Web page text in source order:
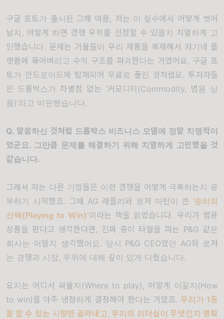
구글 포토가 출시된 그해 여름, 저는 이 실수에서 어떻게 벗어
날지 , 어떻게 하면 경쟁 우위를 선점할 수 있을지 치열하게 고
민했습니다. 문제는 거물들이 우리 제품을 복제해서 자기네 플
랫폼에 묶어버리고 수익 구조를 파괴한다는 거였어요. 구글 포
토가 안드로이드에 탑재되어 무료로 풀린 것처럼요. 투자자들
은 드롭박스가 차별점 없는 ‘커모디티 (Commodity, 범용 상
품)’라고 비판했습니다.
Q. 말씀하신 것처럼 드롭박스 비즈니스 모델에 정말 치명적이
었군요. 그만큼 문제를 해결하기 위해 치열하게 고민했을 것
같습니다.
그래서 저는 다른 기업들은 이런 경쟁을 어떻게 극복하는지 공
부하기 시작했죠. 그때 AG 래플리와 로저 마틴이 쓴 ‘승리의
선택(Playing to Win)’이라는 책을 읽었습니다. 우리가 범용
상품을 판다고 생각한다면 , 진짜 종이 타월을 파는 P&G 같은
회사는 어떨지 생각했어요 . 당시 P&G CEO였던 AG와 로저
는 경쟁과 시장, 우위에 대해 깊이 있게 다뤘습니다.
요지는 어디서 싸울지 (Where to play), 어떻게 이길지 (How
to win)를 아주 냉정하게 결정해야 한다는 거였죠.우리가 1등
을 할 수 있는 시장만 골라내고 ,우리의 리더십이 무엇인지 명확